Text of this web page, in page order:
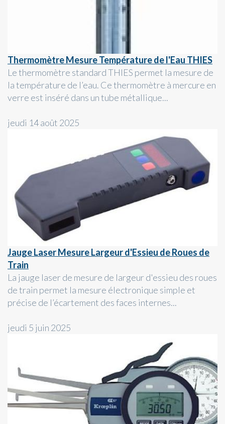
Thermomètre Mesure Température de l'Eau THIES
Le thermomètre standard THIES permet la mesure de
la température de l’eau. Ce thermomètre à mercure en
verre est inséré dans un tube métallique...
jeudi 14 août 2025
Jauge Laser Mesure Largeur d'Essieu de Roues de
Train
La jauge laser de mesure de largeur d'essieu des roues
de train permet la mesure électronique simple et
précise de l’écartement des faces internes...
jeudi 5 juin 2025